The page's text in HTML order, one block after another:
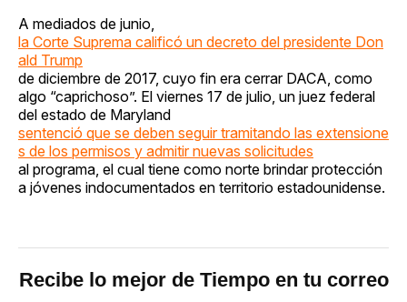
A mediados de junio,
la Corte Suprema calificó un decreto del presidente Don
ald Trump
de diciembre de 2017, cuyo fin era cerrar DACA, como
algo “caprichoso”. El viernes 17 de julio, un juez federal
del estado de Maryland
sentenció que se deben seguir tramitando las extensione
s de los permisos y admitir nuevas solicitudes
al programa, el cual tiene como norte brindar protección
a jóvenes indocumentados en territorio estadounidense.
Recibe lo mejor de Tiempo en tu correo